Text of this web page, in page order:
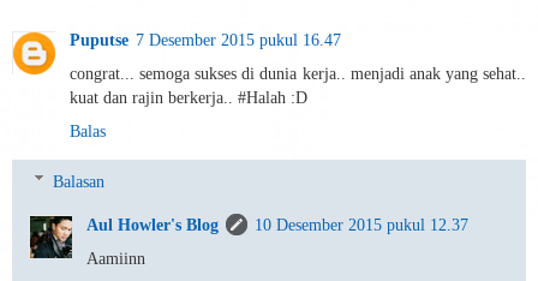
Puputse 7 Desember 2015 pukul 16.47
congrat... semoga sukses di dunia kerja.. menjadi anak yang sehat..
kuat dan rajin berkerja.. #Halah :D
Balas
Balasan
Aul Howler's Blog
10 Desember 2015 pukul 12.37
Aamiinn